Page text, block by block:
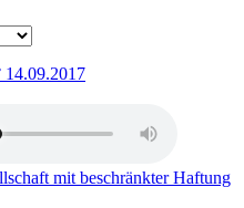
Ausleihbar seit dem
14.09.2017
mit beschränkter Haftung